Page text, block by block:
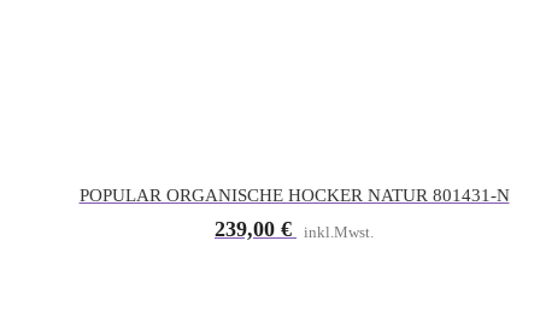
POPULAR ORGANISCHE HOCKER NATUR 801431-N
239,00 € inkl.Mwst.